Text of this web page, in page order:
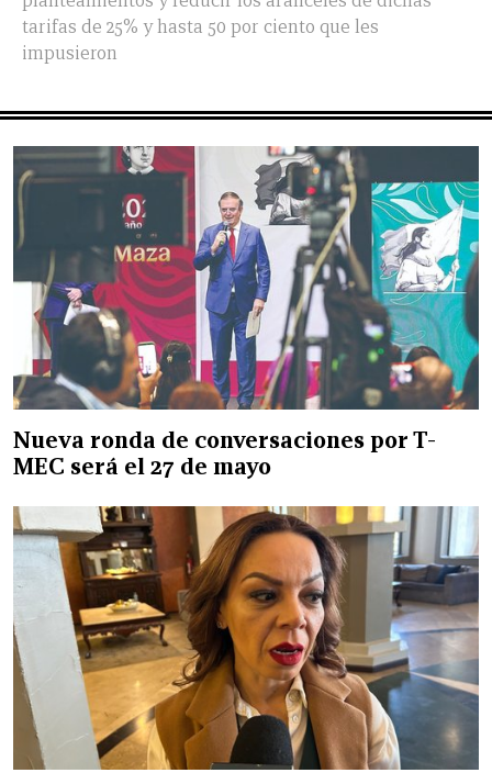
tarifas de 25% y hasta 50 por ciento que les
impusieron
Nueva ronda de conversaciones por T-
MEC será el 27 de mayo